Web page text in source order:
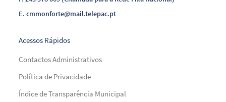
E.cmmonforte@mail.telepac.pt
Acessos Rápidos
Contactos Administrativos
Política de Privacidade
Índice de Transparência Municipal